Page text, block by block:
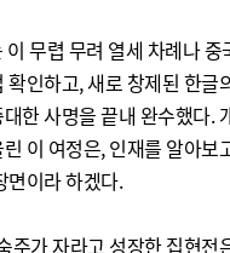
무렵 무려 열세 차례나
인하고, 새로 창제된 한글
한 사명을 끝내 완수했다.
이 여정은, 인재를 알아보
면이라 하겠다.
주가 자라고 성장한 집현전